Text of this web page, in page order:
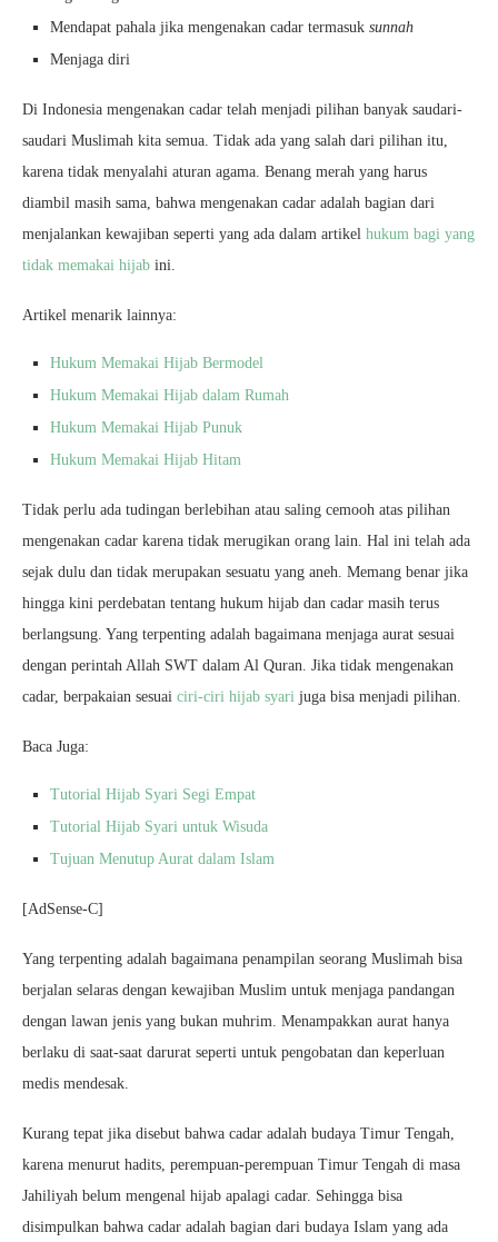
Mendapat pahala jika mengenakan cadar termasuk sunnah
Menjaga diri
Di Indonesia mengenakan cadar telah menjadi pilihan banyak saudari-
saudari Muslimah kita semua. Tidak ada yang salah dari pilihan itu,
karena tidak menyalahi aturan agama. Benang merah yang harus
diambil masih sama, bahwa mengenakan cadar adalah bagian dari
menjalankan kewajiban seperti yang ada dalam artikel hukum bagi yang
tidak memakai hijab ini.
Artikel menarik lainnya:
Hukum Memakai Hijab Bermodel
Hukum Memakai Hijab dalam Rumah
Hukum Memakai Hijab Punuk
Hukum Memakai Hijab Hitam
Tidak perlu ada tudingan berlebihan atau saling cemooh atas pilihan
mengenakan cadar karena tidak merugikan orang lain. Hal ini telah ada
sejak dulu dan tidak merupakan sesuatu yang aneh. Memang benar jika
hingga kini perdebatan tentang hukum hijab dan cadar masih terus
berlangsung. Yang terpenting adalah bagaimana menjaga aurat sesuai
dengan perintah Allah SWT dalam Al Quran. Jika tidak mengenakan
cadar, berpakaian sesuai ciri-ciri hijab syari juga bisa menjadi pilihan.
Baca Juga:
Tutorial Hijab Syari Segi Empat
Tutorial Hijab Syari untuk Wisuda
Tujuan Menutup Aurat dalam Islam
[AdSense-C]
Yang terpenting adalah bagaimana penampilan seorang Muslimah bisa
berjalan selaras dengan kewajiban Muslim untuk menjaga pandangan
dengan lawan jenis yang bukan muhrim. Menampakkan aurat hanya
berlaku di saat-saat darurat seperti untuk pengobatan dan keperluan
medis mendesak.
Kurang tepat jika disebut bahwa cadar adalah budaya Timur Tengah,
karena menurut hadits, perempuan-perempuan Timur Tengah di masa
Jahiliyah belum mengenal hijab apalagi cadar. Sehingga bisa
disimpulkan bahwa cadar adalah bagian dari budaya Islam yang ada